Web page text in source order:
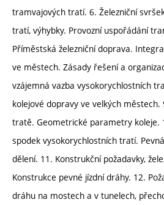
tramvajových tratí. 6. Železniční
tratí, výhybky. Provozní uspořádání
Příměstská železniční doprava.
ve městech. Zásady řešení a
vzájemná vazba vysokorychlostních
kolejové dopravy ve velkých městech.
tratě. Geometrické parametry koleje.
spodek vysokorychlostních tratí.
dělení. 11. Konstrukční požadavky,
Konstrukce pevné jízdní dráhy. 12.
dráhu na mostech a v tunelech,